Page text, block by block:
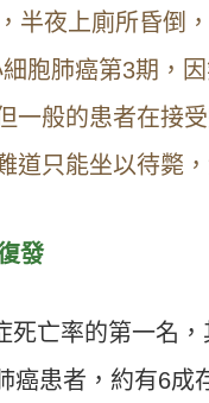
半夜上廁所昏倒
胞肺癌第3期，
一般的患者在接
道只能坐以待斃
發
死亡率的第一名
癌患者，約有6成